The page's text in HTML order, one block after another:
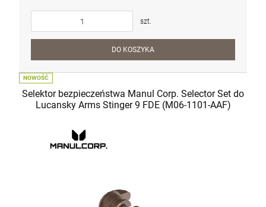
szt.
DO KOSZYKA
Selektor bezpieczeństwa Manul Corp. Selector Set do
Lucansky Arms Stinger 9 FDE (M06-1101-AAF)
NOWOŚĆ